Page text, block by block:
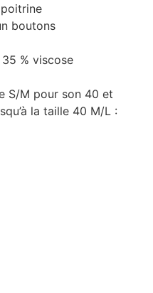
boutons
% viscose
S/M pour son 40 et
la taille 40 M/L :